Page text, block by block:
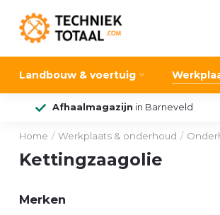
Landbouw & voertuig
Afhaalmagazijn in Barneveld
Home / Werkplaats & onderhoud /
Kettingzaagolie
Merken